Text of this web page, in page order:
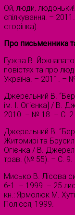
Ой, люди,
спілкування. –
сторінка).
Про письменника
Гужва В.
повістях та про
Україна. – 2011. –
Джерельний В.
ім. І. Огієнка] / В.
2010. – № 18. – С. 2.
Джерельний В.
Житомирі та
Огієнка / В.
трав. (№ 55). – С. 9.
Мисько В. Лісова
6-1. – 1999. – 25
кн.: Ярмолюк М.
Полісся, 1999.